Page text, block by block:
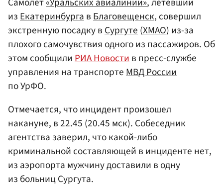
изЕкатеринбургавБлаговещенск, совершил
экстренную посадку вСургуте(ХМАО) из-за
плохого самочувствия одного из пассажиров. Об
этом сообщилиРИА Новостив пресс-службе
управления на транспортеМВД России
по УрФО.
Отмечается, что инцидент произошел
накануне, в 22.45 (20.45 мск). Собеседник
агентства заверил, что какой-либо
криминальной составляющей в инциденте нет,
из аэропорта мужчину доставили в одну
из больниц Сургута.